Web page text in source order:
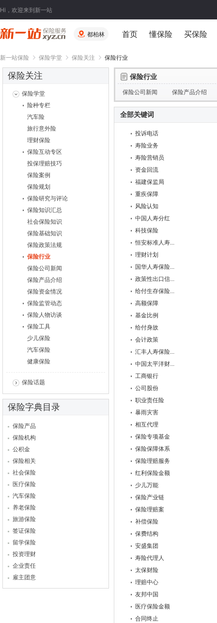
Hi，欢迎来到新一站
都柏林 首页 懂保险 买保险
新一站保险 保险学堂 保险关注 保险行业
保险关注
保险学堂
险种专栏
汽车险
旅行意外险
理财保险
保险互动专区
投保理赔技巧
保险案例
保险规划
保险研究与评论
保险知识汇总
社会保险知识
保险基础知识
保险政策法规
保险行业
保险公司新闻
保险产品介绍
保险资金情况
保险监管动态
保险人物访谈
保险工具
少儿保险
汽车保险
健康保险
保险话题
保险字典目录
保险产品
保险机构
公积金
保险相关
社会保险
医疗保险
汽车保险
养老保险
旅游保险
签证保险
留学保险
投资理财
企业责任
雇主团意
保险行业
保险公司新闻 保险产品介绍
全部关键词
投诉电话
寿险业务
寿险营销员
资金回流
福建保监局
重疾保障
风险认知
中国人寿分红
科技保险
恒安标准人寿...
理财计划
国华人寿保险...
政策性出口信...
给付生存保险...
高额保障
基金比例
给付身故
会计政策
汇丰人寿保险...
中国太平洋财...
工商银行
公司股份
职业责任险
暴雨灾害
相互代理
保险专项基金
保险保障体系
保险理赔服务
红利保险金额
少儿万能
保险产业链
保险理赔案
补偿保险
保费结构
安盛集团
寿险代理人
太保财险
理赔中心
友邦中国
医疗保险金额
合同终止